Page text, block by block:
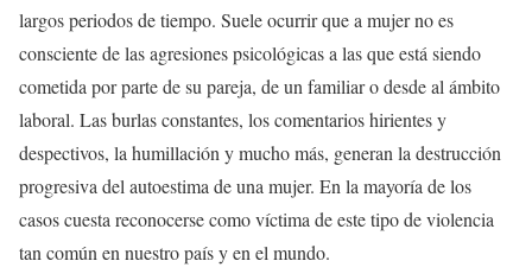
largos periodos de tiempo. Suele ocurrir que a mujer no es
consciente de las agresiones psicológicas a las que está siendo
cometida por parte de su pareja, de un familiar o desde al ámbito
laboral. Las burlas constantes, los comentarios hirientes y
despectivos, la humillación y mucho más, generan la destrucción
progresiva del autoestima de una mujer. En la mayoría de los
casos cuesta reconocerse como víctima de este tipo de violencia
tan común en nuestro país y en el mundo.